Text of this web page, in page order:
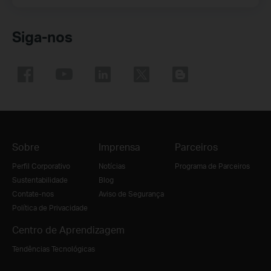
Siga-nos
Sobre
Perfil Corporativo
Sustentabilidade
Contate-nos
Política de Privacidade
Imprensa
Notícias
Blog
Aviso de Segurança
Parceiros
Programa de Parceiros
Centro de Aprendizagem
Tendências Tecnológicas